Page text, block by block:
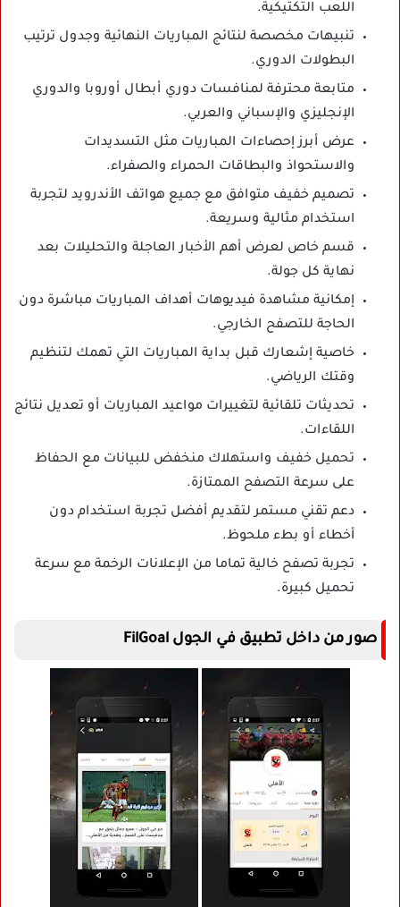
اللعب التكتيكية.
تنبيهات مخصصة لنتائج المباريات النهائية وجدول ترتيب
البطولات الدوري.
متابعة محترفة لمنافسات دوري أبطال أوروبا والدوري
الإنجليزي والإسباني والعربي.
عرض أبرز إحصاءات المباريات مثل التسديدات
والاستحواذ والبطاقات الحمراء والصفراء.
تصميم خفيف متوافق مع جميع هواتف الأندرويد لتجربة
استخدام مثالية وسريعة.
قسم خاص لعرض أهم الأخبار العاجلة والتحليلات بعد
نهاية كل جولة.
إمكانية مشاهدة فيديوهات أهداف المباريات مباشرة دون
الحاجة للتصفح الخارجي.
خاصية إشعارك قبل بداية المباريات التي تهمك لتنظيم
وقتك الرياضي.
تحديثات تلقائية لتغييرات مواعيد المباريات أو تعديل نتائج
اللقاءات.
تحميل خفيف واستهلاك منخفض للبيانات مع الحفاظ
على سرعة التصفح الممتازة.
دعم تقني مستمر لتقديم أفضل تجربة استخدام دون
أخطاء أو بطء ملحوظ.
تجربة تصفح خالية تماما من الإعلانات الرخمة مع سرعة
تحميل كبيرة.
صور من داخل تطبيق في الجول FilGoal